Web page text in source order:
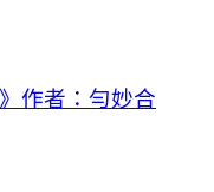
作者：勻妙合